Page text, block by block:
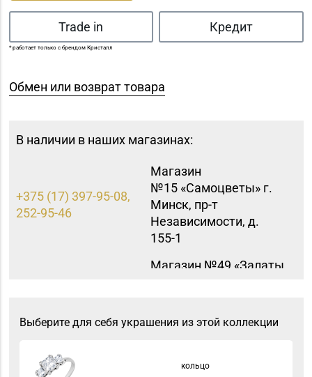
Trade in Кредит
* работает только с брендом Кристалл
Обмен или возврат товара
В наличии в наших магазинах:
+375 (17) 397-95-08,
252-95-46
Магазин
№15 «Самоцветы» г.
Минск, пр-т
Независимости, д.
155-1
354-49-42
Магазин №49 «Залаты
операции)
Выберите для себя украшения из этой коллекции
кольцо